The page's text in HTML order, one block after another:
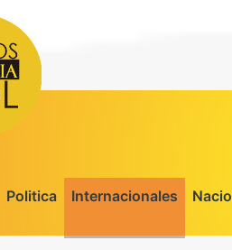
Politica Internacionales